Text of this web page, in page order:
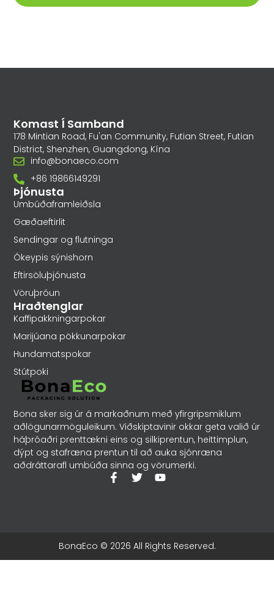
Bona sker sig úr á markaðnum með yfirgripsmiklum
aðlögunarmöguleikum. Viðskiptavinir okkar geta valið úr
háþróaðri prenttækni eins og silkiprentun, heittimplun,
dýpt og stafræna prentun til að auka sjónræna
aðdráttarafl umbúða sinna og vörumerki.
Þjónusta
Umbúðaframleiðsla
Gæðaeftirlit
Sendingar og flutninga
Ókeypis sýnishorn
Eftirsöluþjónusta
Vöruþróun
Hraðtenglar
Kaffipakkningarpokar
Marijúana pökkunarpokar
Hundamatspokar
Stútpoki
Komast Í Samband
178 Mintian Road, Fu'an Community, Futian Street, Futian
District, Shenzhen, Guangdong, Kína
info@bonaeco.com
+86 19866149291
BonaEco © 2026 All Rights Reserved.